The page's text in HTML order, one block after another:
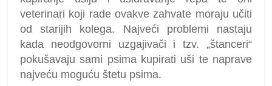
veterinari koji rade ovakve zahvate moraju učiti
od starijih kolega. Najveći problemi nastaju
kada neodgovorni uzgajivači i tzv. „štanceri“
pokušavaju sami psima kupirati uši te naprave
najveću moguću štetu psima.